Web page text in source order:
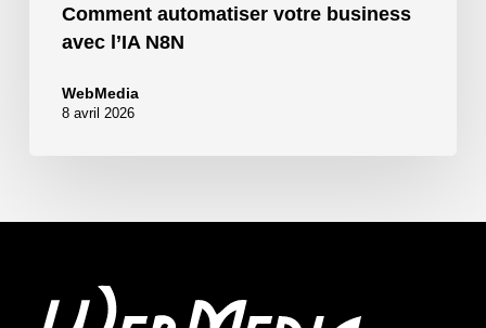
Comment automatiser votre business
avec l’IA N8N
WebMedia
8 avril 2026